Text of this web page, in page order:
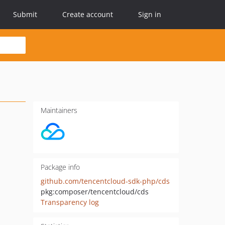
Submit Create account Sign in
Maintainers
Package info
github.com/tencentcloud-sdk-php/cds
pkg:composer/tencentcloud/cds
Transparency log